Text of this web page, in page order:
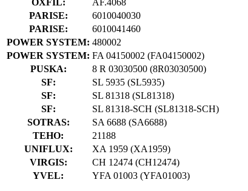
OXFIL:
AF.4068
PARISE:
6010040030
PARISE:
6010041460
POWER SYSTEM: 480002
POWER SYSTEM: FA 04150002 (FA04150002)
PUSKA:
8 R 03030500 (8R03030500)
SF:
SL 5935 (SL5935)
SF:
SL 81318 (SL81318)
SF:
SL 81318-SCH (SL81318-SCH)
SOTRAS:
SA 6688 (SA6688)
TEHO:
21188
UNIFLUX:
XA 1959 (XA1959)
VIRGIS:
CH 12474 (CH12474)
YVEL:
YFA 01003 (YFA01003)